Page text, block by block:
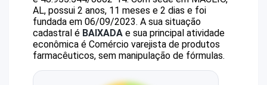
AL, possui 2 anos, 11 meses e 2 dias e foi
fundada em 06/09/2023. A sua situação
cadastral é BAIXADA e sua principal atividade
econômica é Comércio varejista de produtos
farmacêuticos, sem manipulação de fórmulas.